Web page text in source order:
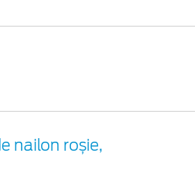
nailon roșie,